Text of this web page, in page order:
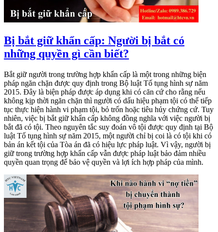
Bị bắt giữ khẩn cấp: Người bị bắt có
những quyền gì cần biết?
Bắt giữ người trong trường hợp khẩn cấp là một trong những biện
pháp ngăn chặn được quy định trong Bộ luật Tố tụng hình sự năm
2015. Đây là biện pháp được áp dụng khi có căn cứ cho rằng nếu
không kịp thời ngăn chặn thì người có dấu hiệu phạm tội có thể tiếp
tục thực hiện hành vi phạm tội, bỏ trốn hoặc tiêu hủy chứng cứ. Tuy
nhiên, việc bị bắt giữ khẩn cấp không đồng nghĩa với việc người bị
bắt đã có tội. Theo nguyên tắc suy đoán vô tội được quy định tại Bộ
luật Tố tụng hình sự năm 2015, một người chỉ bị coi là có tội khi có
bản án kết tội của Tòa án đã có hiệu lực pháp luật. Vì vậy, người bị
giữ trong trường hợp khẩn cấp vẫn được pháp luật bảo đảm nhiều
quyền quan trọng để bảo vệ quyền và lợi ích hợp pháp của mình.